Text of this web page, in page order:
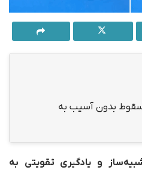
بدون آسیب به
و یادگیری تقویتی به